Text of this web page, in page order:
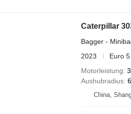
Caterpillar
Bagger -
2023
Euro 5
Motorleistung
Aushubradius
China,